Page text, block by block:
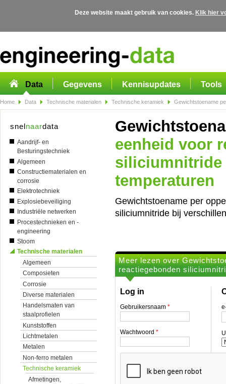
Deze website maakt gebruik van cookies. Klik hier
Data Gegevens Kennisupdates Tools
Home Data Technische materialen Technische keramiek Gewichtstoename
snelnaardata
Aandrijf- en
Besturingstechniek
Algemeen
Constructiematerialen en
corrosie
Elektrotechniek
Explosiebeveiliging
Industriële netwerken
Procestechnieken en -
engineering
Stoom
Technische materialen
Algemeen
Composieten
Corrosie
Diverse materialen
Handelsmaten van
staalprofielen
Kunststoffen
Lichtmetalen
Metalen
Non-ferro metalen
Technische keramiek
Afmetingen,
eenheid voor
temperaturen
Gewichtstoename per
siliciumnitride bij
Meer lezen over
reactiegebonden
Log in
Gebruikersnaam *
Wachtwoord *